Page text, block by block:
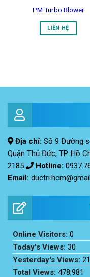
PM Turbo Blower
LIÊN HỆ
Địa chỉ: Số 9 Đường
Quận Thủ Đức, TP. Hồ
2185
Hotline:
Email:
Online Visitors: 0
Today's Views: 30
Yesterday's Views:
Total Views: 478,981